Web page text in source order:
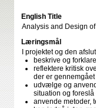
English Title
Analysis and Design
Læringsmål
I projektet og den
beskrive og
reflektere kritisk
der er gennemgået
udvælge og
situation og
anvende metoder,